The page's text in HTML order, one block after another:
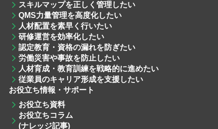
スキルマップを正しく管理したい
QMS力量管理を高度化したい
人材配置を素早く行いたい
研修運営を効率化したい
認定教育・資格の漏れを防ぎたい
労働災害や事故を防止したい
人材育成・教育訓練を戦略的に進めたい
従業員のキャリア形成を支援したい
お役立ち情報・サポート
お役立ち資料
お役立ちコラム
(ナレッジ記事)